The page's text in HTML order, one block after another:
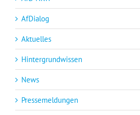
AfDialog
Aktuelles
Hintergrundwissen
News
Pressemeldungen